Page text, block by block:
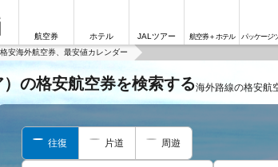
航空券 ホテル JALツアー 航空券＋ホテル パッケージ
安海外航空券、最安値カレンダー
の格安航空券を検索する海外路線の格安航
往復 片道 周遊